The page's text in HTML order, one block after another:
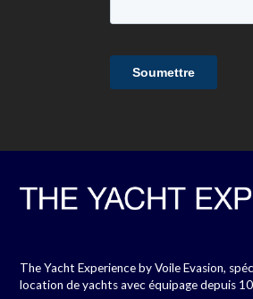
The Yacht Experience by Voile Evasion,
location de yachts avec équipage depuis